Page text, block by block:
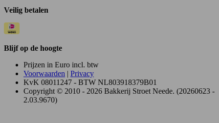
Veilig betalen
Blijf op de hoogte
Prijzen in Euro incl. btw
Voorwaarden | Privacy
KvK 08011247 - BTW NL803918379B01
Copyright © 2010 - 2026 Bakkerij Stroet Neede. (20260623 -
2.03.9670)